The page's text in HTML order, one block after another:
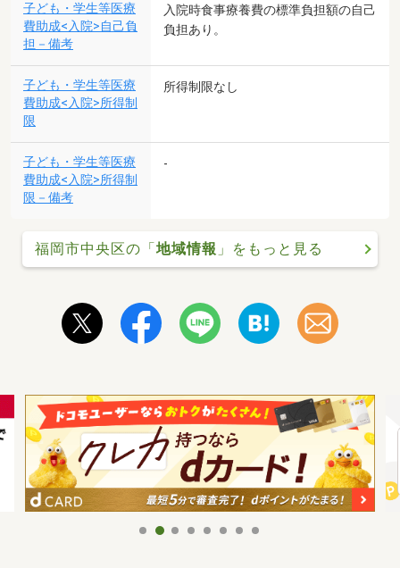
子ども・学生等医療
費助成<入院>自己負
担－備考
入院時食事療養費の標準負担額の自己
負担あり。
子ども・学生等医療
費助成<入院>所得制
限
所得制限なし
子ども・学生等医療
費助成<入院>所得制
限－備考
-
福岡市中央区の「地域情報 」をもっと見る